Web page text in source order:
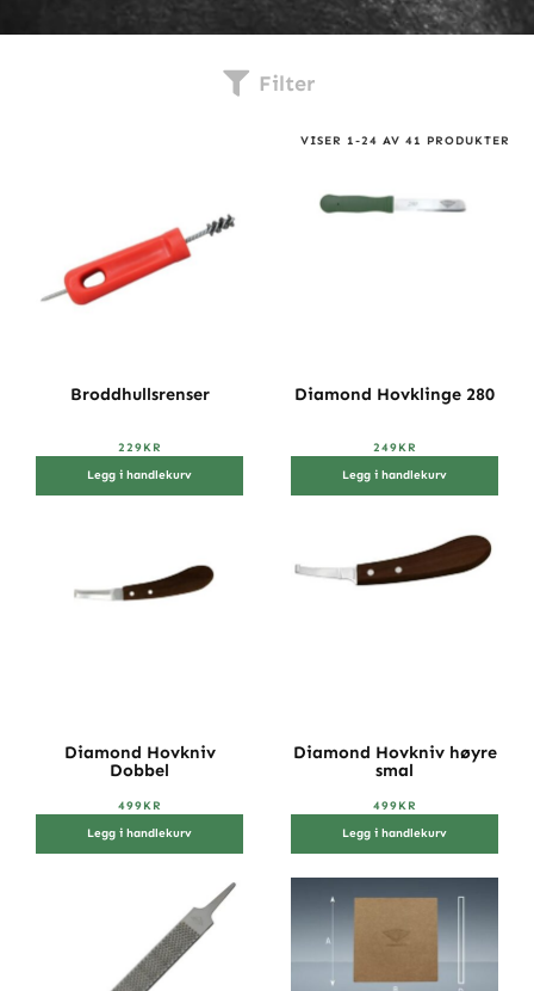
Filter
VISER 1-24 AV 41 PRODUKTER
Broddhullsrenser
229KR
Legg i handlekurv
Diamond Hovklinge 280
249KR
Legg i handlekurv
Diamond Hovkniv
Dobbel
499KR
Legg i handlekurv
Diamond Hovkniv høyre
smal
499KR
Legg i handlekurv